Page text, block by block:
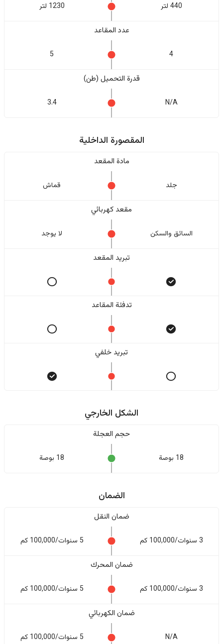
440 لتر 1230 لتر
عدد المقاعد
4
5
قدرة التحميل (طن)
N/A
3.4
المقصورة الداخلية
مادة المقعد
جلد قماش
مقعد كهربائي
السائق والسکن لا یوجد
تبريد المقعد
تدفئة المقاعد
تبريد خلفي
الشكل الخارجي
حجم العجلة
18 بوصة 18 بوصة
الضمان
ضمان النقل
3 سنوات/100,000 كم 5 سنوات/100,000 كم
ضمان المحرك
3 سنوات/100,000 كم 5 سنوات/100,000 كم
ضمان الكهربائي
N/A 5 سنوات/100,000 كم